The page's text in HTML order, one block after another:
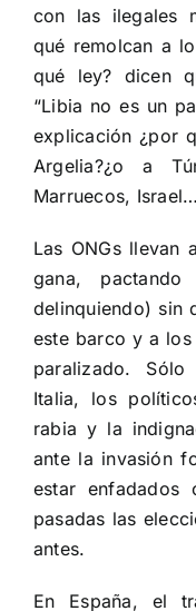
con las ilegales
qué remolcan a
qué ley? dicen
“Libia no es un
explicación ¿por
Argelia?¿o a
Marruecos,
Las ONGs llevan
gana,
delinquiendo) sin
este barco y a
paralizado.
Italia, los
rabia y la
ante la invasión
estar enfadados
pasadas las
antes.
En España, el